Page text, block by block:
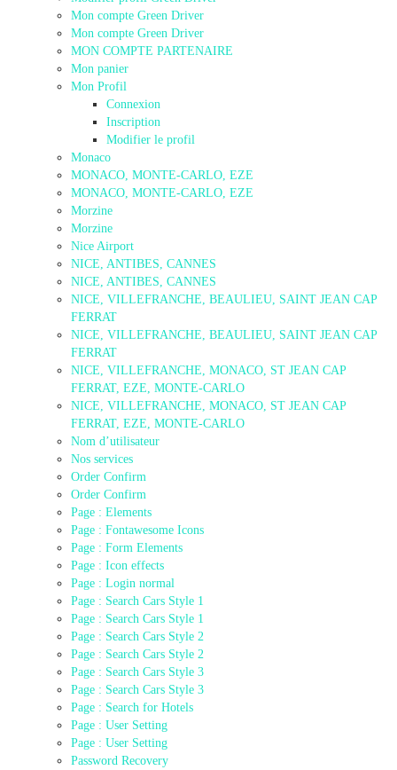
Mon compte Green Driver
Mon compte Green Driver
MON COMPTE PARTENAIRE
Mon panier
Mon Profil
Connexion
Inscription
Modifier le profil
Monaco
MONACO, MONTE-CARLO, EZE
MONACO, MONTE-CARLO, EZE
Morzine
Morzine
Nice Airport
NICE, ANTIBES, CANNES
NICE, ANTIBES, CANNES
NICE, VILLEFRANCHE, BEAULIEU, SAINT JEAN CAP
FERRAT
NICE, VILLEFRANCHE, BEAULIEU, SAINT JEAN CAP
FERRAT
NICE, VILLEFRANCHE, MONACO, ST JEAN CAP
FERRAT, EZE, MONTE-CARLO
NICE, VILLEFRANCHE, MONACO, ST JEAN CAP
FERRAT, EZE, MONTE-CARLO
Nom d’utilisateur
Nos services
Order Confirm
Order Confirm
Page : Elements
Page : Fontawesome Icons
Page : Form Elements
Page : Icon effects
Page : Login normal
Page : Search Cars Style 1
Page : Search Cars Style 1
Page : Search Cars Style 2
Page : Search Cars Style 2
Page : Search Cars Style 3
Page : Search Cars Style 3
Page : Search for Hotels
Page : User Setting
Page : User Setting
Password Recovery